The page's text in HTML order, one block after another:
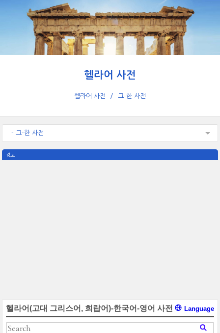
헬라어 사전
헬라어 사전 그-한 사전
- 그-한 사전
광고
헬라어(고대 그리스어, 희랍어)-한국어-영어 사전 Language